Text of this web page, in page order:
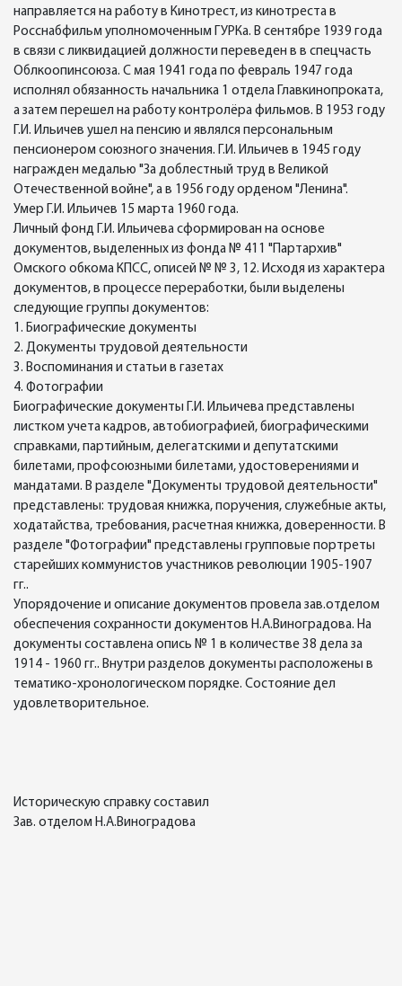
направляется на работу в Кинотрест, из кинотреста в
Росснабфильм уполномоченным ГУРКа. В сентябре 1939 года
в связи с ликвидацией должности переведен в в спецчасть
Облкоопинсоюза. С мая 1941 года по февраль 1947 года
исполнял обязанность начальника 1 отдела Главкинопроката,
а затем перешел на работу контролёра фильмов. В 1953 году
Г.И. Ильичев ушел на пенсию и являлся персональным
пенсионером союзного значения. Г.И. Ильичев в 1945 году
награжден медалью "За доблестный труд в Великой
Отечественной войне", а в 1956 году орденом "Ленина".
Умер Г.И. Ильичев 15 марта 1960 года.
Личный фонд Г.И. Ильичева сформирован на основе
документов, выделенных из фонда № 411 "Партархив"
Омского обкома КПСС, описей № № 3, 12. Исходя из характера
документов, в процессе переработки, были выделены
следующие группы документов:
1. Биографические документы
2. Документы трудовой деятельности
3. Воспоминания и статьи в газетах
4. Фотографии
Биографические документы Г.И. Ильичева представлены
листком учета кадров, автобиографией, биографическими
справками, партийным, делегатскими и депутатскими
билетами, профсоюзными билетами, удостоверениями и
мандатами. В разделе "Документы трудовой деятельности"
представлены: трудовая книжка, поручения, служебные акты,
ходатайства, требования, расчетная книжка, доверенности. В
разделе "Фотографии" представлены групповые портреты
старейших коммунистов участников революции 1905-1907
гг..
Упорядочение и описание документов провела зав.отделом
обеспечения сохранности документов Н.А.Виноградова. На
документы составлена опись № 1 в количестве 38 дела за
1914 - 1960 гг.. Внутри разделов документы расположены в
тематико-хронологическом порядке. Состояние дел
удовлетворительное.
Историческую справку составил
Зав. отделом Н.А.Виноградова